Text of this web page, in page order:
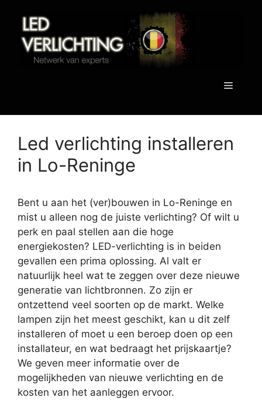
inhoud
Menu
Led verlichting installeren
in Lo-Reninge
Bent u aan het (ver)bouwen in Lo-Reninge en
mist u alleen nog de juiste verlichting? Of wilt u
perk en paal stellen aan die hoge
energiekosten? LED-verlichting is in beiden
gevallen een prima oplossing. Al valt er
natuurlijk heel wat te zeggen over deze nieuwe
generatie van lichtbronnen. Zo zijn er
ontzettend veel soorten op de markt. Welke
lampen zijn het meest geschikt, kan u dit zelf
installeren of moet u een beroep doen op een
installateur, en wat bedraagt het prijskaartje?
We geven meer informatie over de
mogelijkheden van nieuwe verlichting en de
kosten van het aanleggen ervoor.